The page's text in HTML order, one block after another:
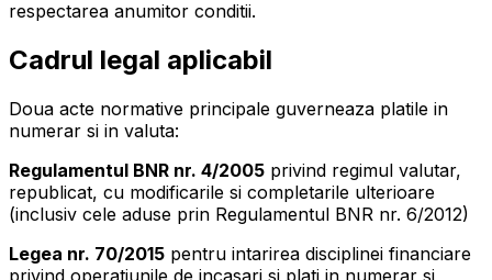
respectarea anumitor conditii.
Cadrul legal aplicabil
Doua acte normative principale guverneaza platile in
numerar si in valuta:
Regulamentul BNR nr. 4/2005 privind regimul valutar,
republicat, cu modificarile si completarile ulterioare
(inclusiv cele aduse prin Regulamentul BNR nr. 6/2012)
Legea nr. 70/2015 pentru intarirea disciplinei financiare
privind operatiunile de incasari si plati in numerar si